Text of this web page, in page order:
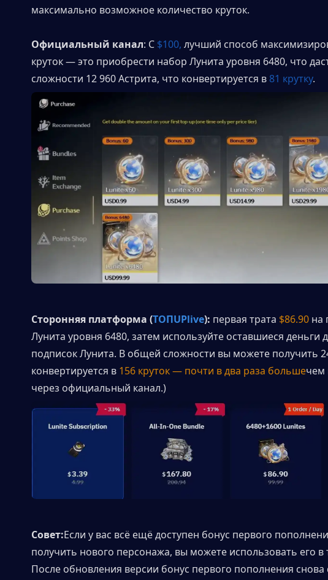
максимально возможное количество круток.
Официальный канал: С $100, лучший способ
круток — это приобрести набор Лунита уровня 6480, что
сложности 12 960 Астрита, что конвертируется в 81 крутку.
Сторонняя платформа (ТОПUPlive): первая трата $86.90 на
Лунита уровня 6480, затем используйте оставшиеся деньги
подписок Лунита. В общей сложности вы можете получить
конвертируется в 156 круток — почти в два раза большечем
через официальный канал.)
Совет:Если у вас всё ещё доступен бонус первого
получить нового персонажа, вы можете использовать его в
После обновления версии бонус первого пополнения снова